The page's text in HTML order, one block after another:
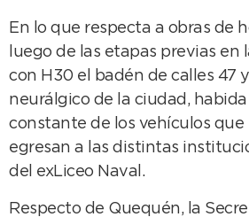
En lo que respecta a obras de
luego de las etapas previas en
con H30 el badén de calles 47
neurálgico de la ciudad,
constante de los vehículos que
egresan a las distintas
del exLiceo Naval.
Respecto de Quequén, la